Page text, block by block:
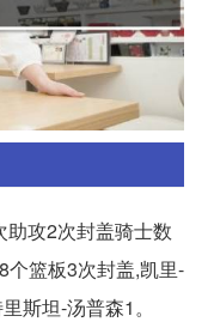
攻2次封盖骑士数
个篮板3次封盖,凯里-
斯坦-汤普森1。